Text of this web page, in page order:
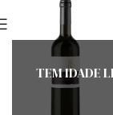
TEM IDADE